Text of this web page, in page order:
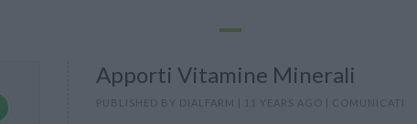
Apporti Vitamine Minerali
PUBLISHED BY DIALFARM | 11 YEARS AGO | COMUNICATI